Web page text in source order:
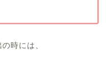
時には、